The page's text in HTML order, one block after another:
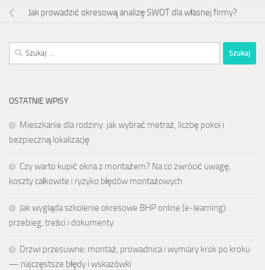
Jak prowadzić okresową analizę SWOT dla własnej firmy?
Szukaj:
OSTATNIE WPISY
Mieszkanie dla rodziny: jak wybrać metraż, liczbę pokoi i
bezpieczną lokalizację
Czy warto kupić okna z montażem? Na co zwrócić uwagę,
koszty całkowite i ryzyko błędów montażowych
Jak wygląda szkolenie okresowe BHP online (e-learning):
przebieg, treści i dokumenty
Drzwi przesuwne: montaż, prowadnica i wymiary krok po kroku
— najczęstsze błędy i wskazówki